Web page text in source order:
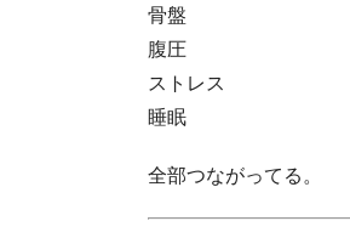
骨盤
腹圧
ストレス
睡眠
全部つながってる。